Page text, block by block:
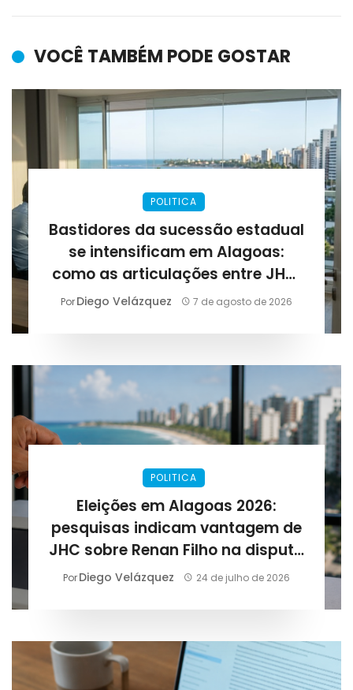
VOCÊ TAMBÉM PODE GOSTAR
POLITICA
Bastidores da sucessão estadual
se intensificam em Alagoas:
como as articulações entre JHC,
Renan Filho e Arthur Lira podem
PorDiego Velázquez 7 de agosto de 2026
POLITICA
Eleições em Alagoas 2026:
pesquisas indicam vantagem de
JHC sobre Renan Filho na disputa
pelo governo
PorDiego Velázquez 24 de julho de 2026